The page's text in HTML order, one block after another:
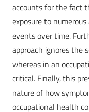
accounts for the fact
exposure to
events over time.
approach ignores the
whereas in an
critical. Finally, this
nature of how
occupational health